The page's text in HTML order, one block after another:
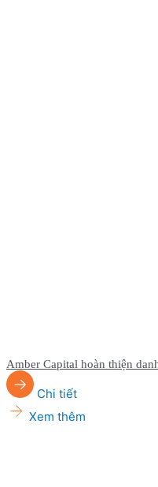
Amber Capital hoàn thiện
Chi tiết
Xem thêm